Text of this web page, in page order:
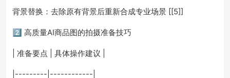
背景替换：去除原有背景后重新合成专业场景 [[5]]
2️⃣ 高质量AI商品图的拍摄准备技巧
| 准备要点 | 具体操作建议 |
|---------|------------|